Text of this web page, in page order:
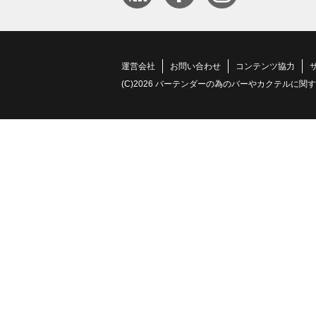
運営会社 お問い合わせ コンテンツ協力
(C)2026 バーテンダーの為のバーやカクテルに関